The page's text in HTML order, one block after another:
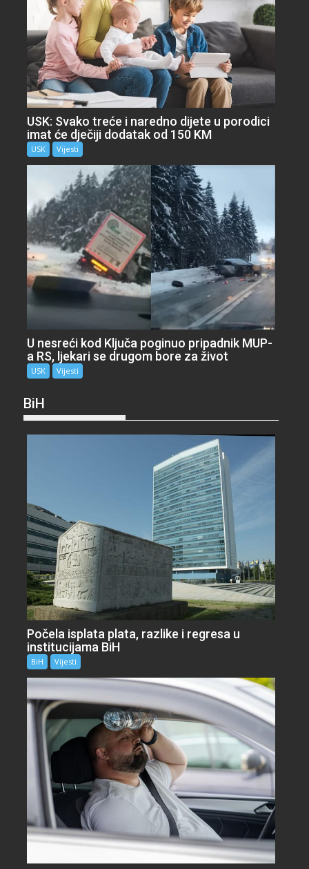
USK: Svako treće i naredno dijete u porodici
imat će dječiji dodatak od 150 KM
USK Vijesti
U nesreći kod Ključa poginuo pripadnik MUP-
a RS, ljekari se drugom bore za život
USK Vijesti
BiH
Počela isplata plata, razlike i regresa u
institucijama BiH
BiH Vijesti